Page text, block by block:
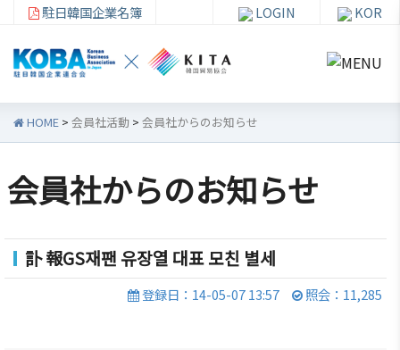
韓
企
連
紹
会員
社加
入・
検索
会
員
社
活
資
料
駐日韓国企業名簿 KOR
LOGIN
HOME > 会員社活動 > 会員社からのお知らせ
会員社からのお知らせ
訃 報GS재팬 유장열 대표 모친 별세
登録日：14-05-07 13:57 照会：11,285